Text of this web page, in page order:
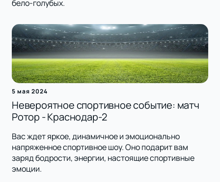
бело-голубых.
5 мая 2024
Невероятное спортивное событие: матч
Ротор - Краснодар-2
Вас ждет яркое, динамичное и эмоционально
напряженное спортивное шоу. Оно подарит вам
заряд бодрости, энергии, настоящие спортивные
эмоции.